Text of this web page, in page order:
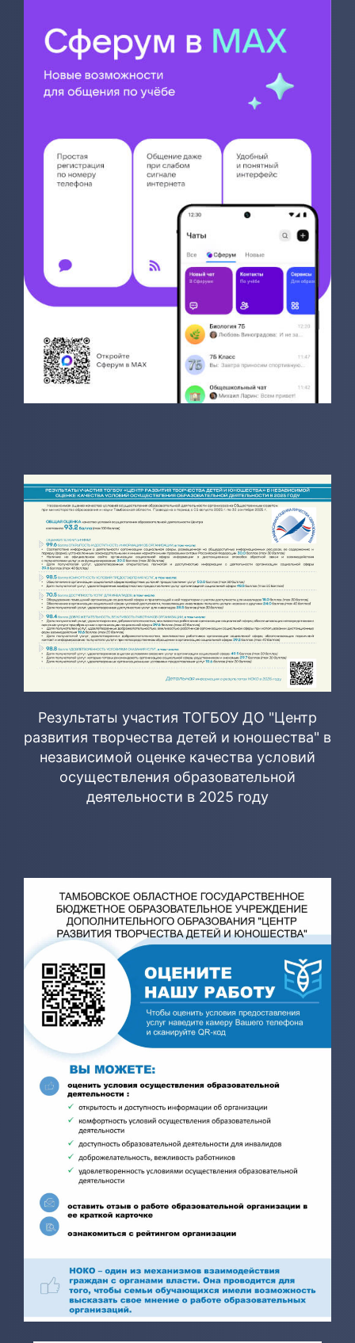
Результаты участия ТОГБОУ ДО "Центр
развития творчества детей и юношества" в
независимой оценке качества условий
осуществления образовательной
деятельности в 2025 году